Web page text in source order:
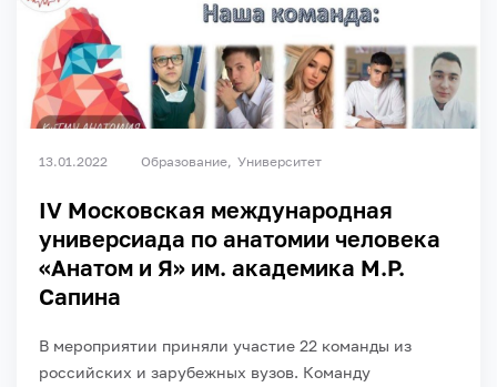
13.01.2022 Образование Университет
IV Московская международная
универсиада по анатомии человека
«Анатом и Я» им. академика М.Р.
Сапина
В мероприятии приняли участие 22 команды из
российских и зарубежных вузов. Команду